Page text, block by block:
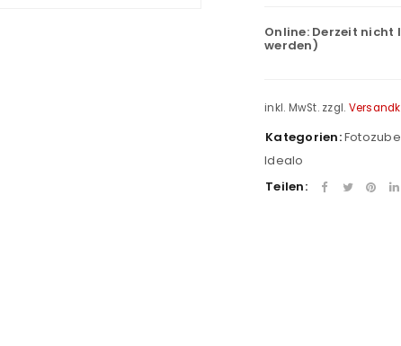
Online: Derzeit nicht
werden)
inkl. MwSt. zzgl.
Kategorien:
Idealo
Teilen: